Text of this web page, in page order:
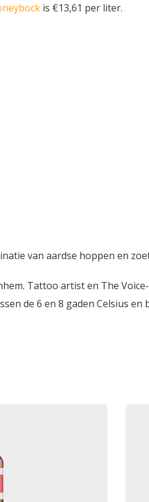
is €13,61 per liter.
van aardse hoppen en
Tattoo artist en The
de 6 en 8 gaden Celsius en